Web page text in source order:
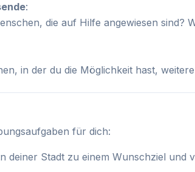
:
die auf Hilfe angewiesen sind?
in der du die Möglichkeit hast,
für dich:
deiner Stadt zu einem Wunschziel und